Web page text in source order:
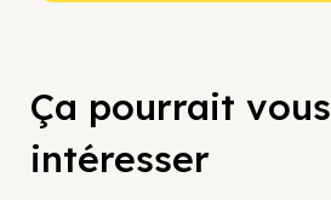
Ça pourrait vous
intéresser